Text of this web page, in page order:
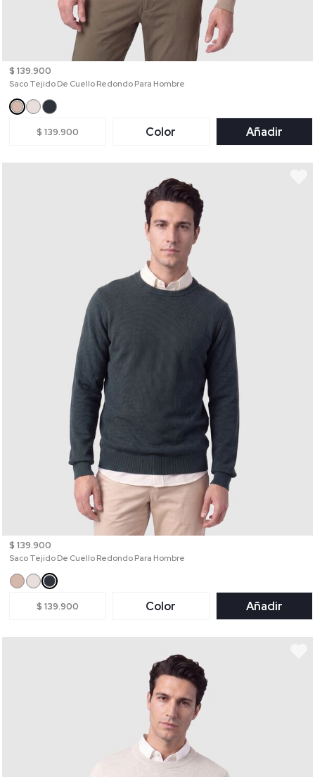
$ 139.900
Saco Tejido De Cuello Redondo Para Hombre
$ 139.900 Color Añadir
$ 139.900
Saco Tejido De Cuello Redondo Para Hombre
$ 139.900 Color Añadir